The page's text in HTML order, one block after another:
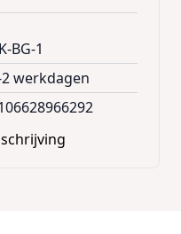
BG-1
2 werkdagen